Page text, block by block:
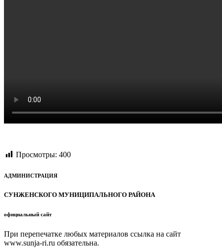
Просмотры: 400
АДМИНИСТРАЦИЯ
СУНЖЕНСКОГО МУНИЦИПАЛЬНОГО РАЙОНА
официальный сайт
При перепечатке любых материалов ссылка на сайт
www.sunja-ri.ru обязательна.